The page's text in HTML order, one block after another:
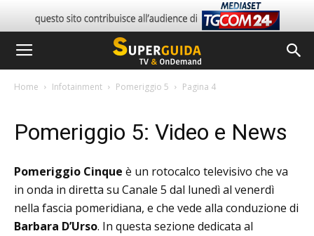
Home Infotainment Pomeriggio 5 Pagina 4
Pomeriggio 5: Video e News
Pomeriggio Cinque è un rotocalco televisivo che va
in onda in diretta su Canale 5 dal lunedì al venerdì
nella fascia pomeridiana, e che vede alla conduzione di
Barbara D’Urso. In questa sezione dedicata al